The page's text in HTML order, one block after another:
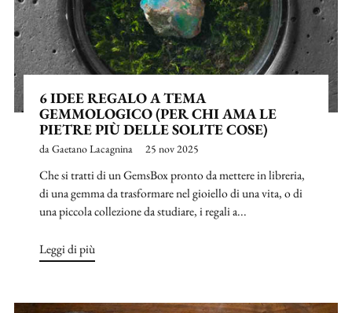
6 IDEE REGALO A TEMA
GEMMOLOGICO (PER CHI AMA LE
PIETRE PIÙ DELLE SOLITE COSE)
da Gaetano Lacagnina 25 nov 2025
Che si tratti di un GemsBox pronto da mettere in libreria,
di una gemma da trasformare nel gioiello di una vita, o di
una piccola collezione da studiare, i regali a...
Leggi di più